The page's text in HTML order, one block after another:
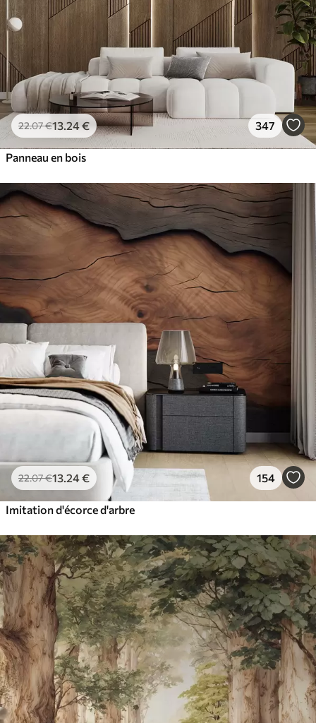
22.07€13.24€ 347
Panneau en bois
22.07€13.24€ 154
Imitation d'écorce d'arbre